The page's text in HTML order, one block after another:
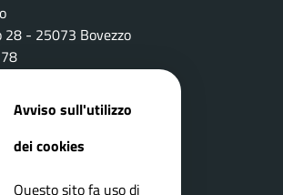
- 25073 Bovezzo
Avviso sull'utilizzo
dei cookies
Questo sito fa uso di